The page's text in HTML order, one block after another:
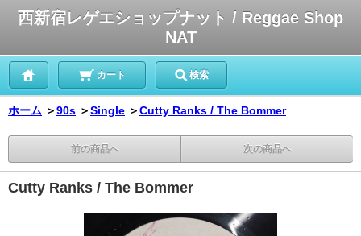
西新宿レゲエショップナット / Reggae Shop
NAT
カート 検索
ホーム ＞90s ＞Single ＞Cutty Ranks / The Bommer
前の商品へ 次の商品へ
Cutty Ranks / The Bommer